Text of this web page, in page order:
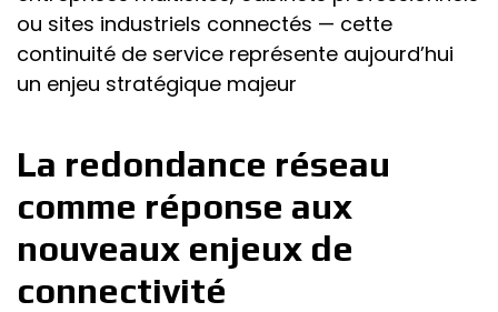
ou sites industriels connectés — cette
continuité de service représente aujourd’hui
un enjeu stratégique majeur
La redondance réseau
comme réponse aux
nouveaux enjeux de
connectivité